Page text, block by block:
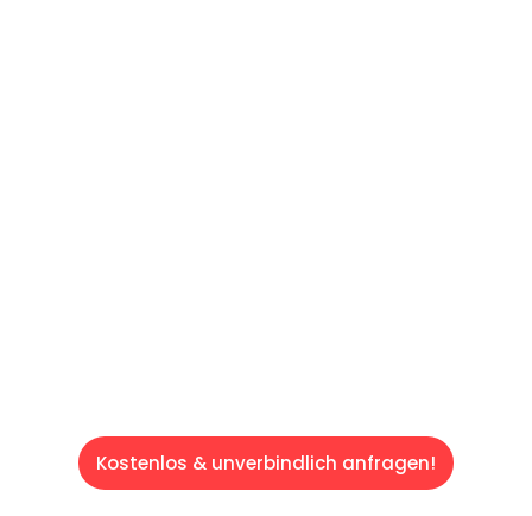
Kostenlos & unverbindlich anfragen!